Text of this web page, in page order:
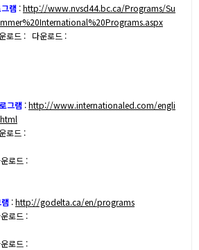
램 :http://www.nvsd44.bc.ca/Programs/Su
로드 : 다운로드 :
그램 :http://www.internationaled.com/engli
로드 :
로드 :
:http://godelta.ca/en/programs
로드 :
로드 :